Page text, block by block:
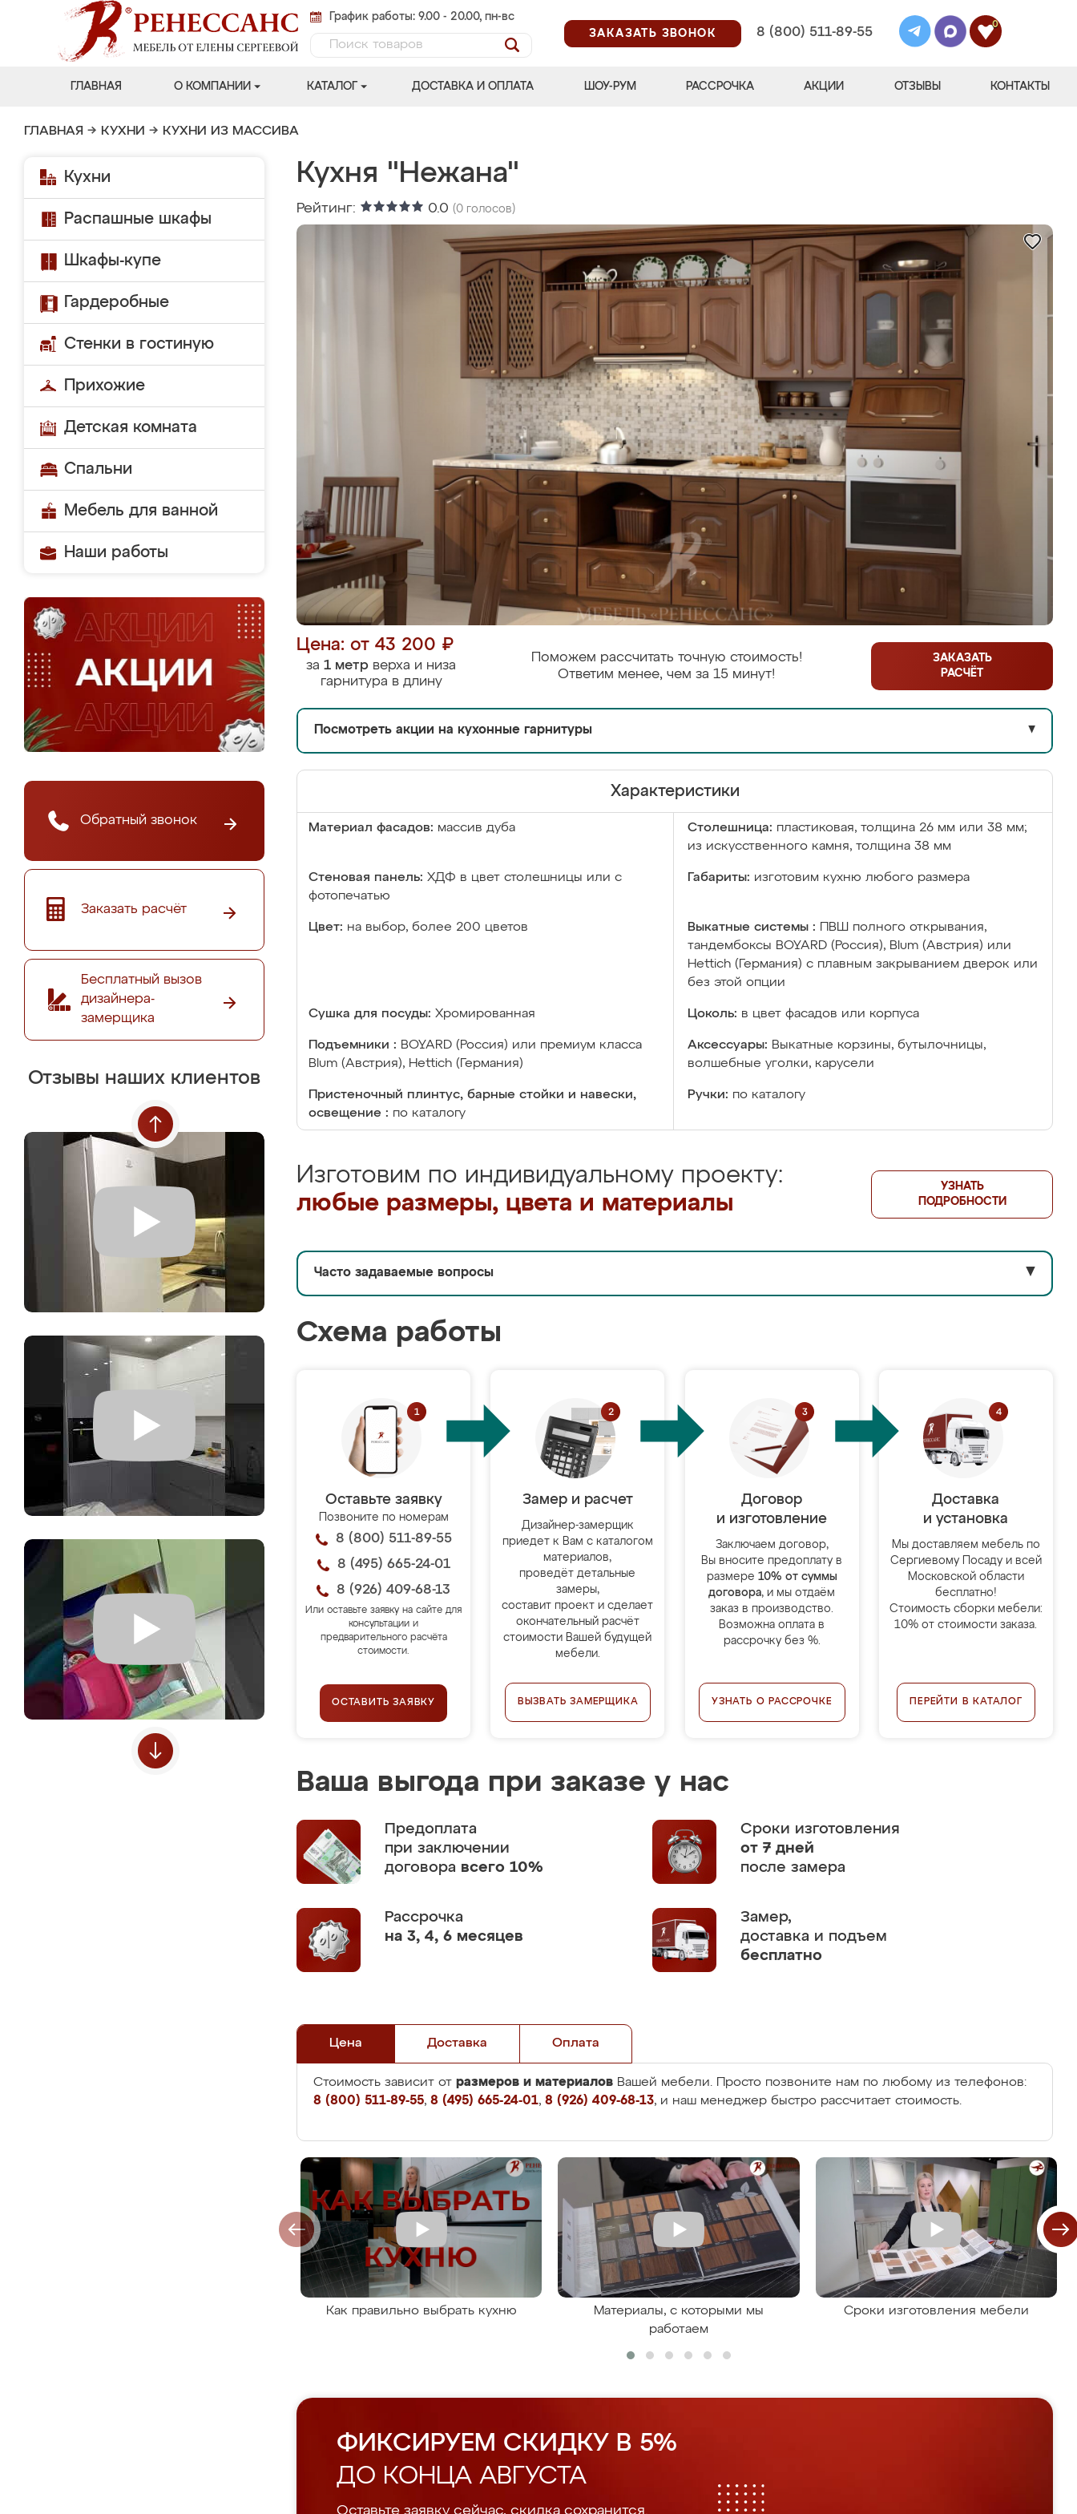
График работы: 9.00 - 20.00, пн-вс
ЗАКАЗАТЬ ЗВОНОК
8 (800) 511-89-55
0
ГЛАВНАЯ О КОМПАНИИ КАТАЛОГ ДОСТАВКА И ОПЛАТА ШОУ-РУМ РАССРОЧКА АКЦИИ ОТЗЫВЫ КОНТАКТЫ
ГЛАВНАЯ → КУХНИ → КУХНИ ИЗ МАССИВА
Кухни
Распашные шкафы
Шкафы-купе
Гардеробные
Стенки в гостиную
Прихожие
Детская комната
Спальни
Мебель для ванной
Наши работы
Обратный звонок
Заказать расчёт
Бесплатный вызов
дизайнера-
замерщика
Отзывы наших клиентов
Кухня "Нежана"
Рейтинг: 0.0 (0 голосов)
Цена: от 43 200 ₽
за 1 метр верха и низа
гарнитура в длину
Поможем рассчитать точную стоимость!
Ответим менее, чем за 15 минут!
ЗАКАЗАТЬ
РАСЧЁТ
Посмотреть акции на кухонные гарнитуры ▼
Характеристики
Материал фасадов: массив дуба Столешница: пластиковая, толщина 26 мм или 38 мм;
из искусственного камня, толщина 38 мм
Стеновая панель: ХДФ в цвет столешницы или с
фотопечатью
Габариты: изготовим кухню любого размера
Цвет: на выбор, более 200 цветов Выкатные системы :
ПВШ полного открывания,
тандембоксы BOYARD (Россия), Blum (Австрия) или
Hettich (Германия) с плавным закрыванием дверок или
без этой опции
Сушка для посуды: Хромированная Цоколь: в цвет фасадов или корпуса
Подъемники : BOYARD (Россия) или премиум класса
Blum (Австрия), Hettich (Германия)
Аксессуары: Выкатные корзины, бутылочницы,
волшебные уголки, карусели
Пристеночный плинтус, барные стойки и навески,
освещение : по каталогу
Ручки: по каталогу
Изготовим по индивидуальному проекту:
любые размеры, цвета и материалы
УЗНАТЬ
ПОДРОБНОСТИ
Часто задаваемые вопросы ▼
Схема работы
Оставьте заявку
Позвоните по номерам
8 (800) 511-89-55
8 (495) 665-24-01
8 (926) 409-68-13
Или оставьте заявку на сайте для
консультации и
предварительного расчёта
стоимости.
ОСТАВИТЬ ЗАЯВКУ
Замер и расчет
Дизайнер-замерщик
приедет к Вам с каталогом
материалов,
проведёт детальные
замеры,
составит проект и сделает
окончательный расчёт
стоимости Вашей будущей
мебели.
ВЫЗВАТЬ ЗАМЕРЩИКА
Договор
и изготовление
Заключаем договор,
Вы вносите предоплату в
размере 10% от суммы
договора, и мы отдаём
заказ в производство.
Возможна оплата в
рассрочку без %.
УЗНАТЬ О РАССРОЧКЕ
Доставка
и установка
Мы доставляем мебель по
Сергиевому Посаду и всей
Московской области
бесплатно!
Стоимость сборки мебели:
10% от стоимости заказа.
ПЕРЕЙТИ В КАТАЛОГ
Ваша выгода при заказе у нас
Предоплата
при заключении
договора всего 10%
Сроки изготовления
от 7 дней
после замера
Рассрочка
на 3, 4, 6 месяцев
Замер,
доставка и подъем
бесплатно
Цена Доставка Оплата
Стоимость зависит от размеров и материалов Вашей мебели. Просто позвоните нам по любому из телефонов:
8 (800) 511-89-55, 8 (495) 665-24-01, 8 (926) 409-68-13, и наш менеджер быстро рассчитает стоимость.
Как правильно выбрать кухню
Материалы, с которыми мы
работаем
Сроки изготовления мебели
ФИКСИРУЕМ СКИДКУ В 5%
ДО КОНЦА АВГУСТА
Оставьте заявку сейчас, скидка сохранится.